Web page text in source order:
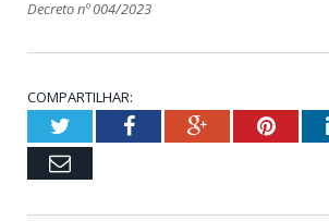
Decreto nº 004/2023
COMPARTILHAR:
TwitterFacebookGoogle+
Email